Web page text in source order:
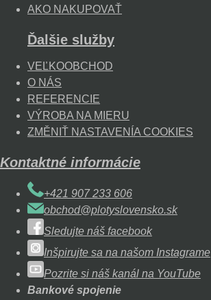
AKO NAKUPOVAŤ
Ďalšie služby
VEĽKOOBCHOD
O NÁS
REFERENCIE
VÝROBA NA MIERU
ZMĚNIŤ NASTAVENÍA COOKIES
Kontaktné informácie
+421 907 233 606
obchod@plotyslovensko.sk
Sledujte náš facebook
Inšpirujte sa na našom Instagrame
Pozrite si náš kanál na YouTube
Bankové spojenie